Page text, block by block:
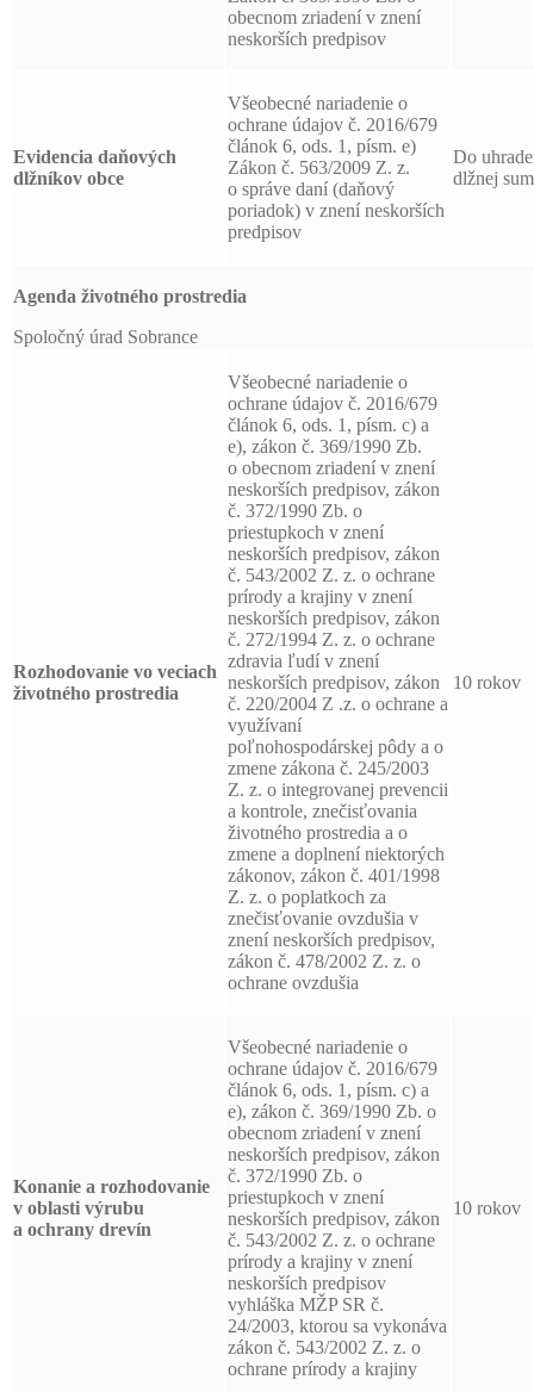
obecnom zriadení v znení
neskorších predpisov
Evidencia daňových
dlžníkov obce
Všeobecné nariadenie o
ochrane údajov č. 2016/679
článok 6, ods. 1, písm. e)
Zákon č. 563/2009 Z. z.
o správe daní (daňový
poriadok) v znení neskorších
predpisov
Do
dlžnej
Agenda životného prostredia
Spoločný úrad Sobrance
Rozhodovanie vo veciach
životného prostredia
Všeobecné nariadenie o
ochrane údajov č. 2016/679
článok 6, ods. 1, písm. c) a
e), zákon č. 369/1990 Zb.
o obecnom zriadení v znení
neskorších predpisov, zákon
č. 372/1990 Zb. o
priestupkoch v znení
neskorších predpisov, zákon
č. 543/2002 Z. z. o ochrane
prírody a krajiny v znení
neskorších predpisov, zákon
č. 272/1994 Z. z. o ochrane
zdravia ľudí v znení
neskorších predpisov, zákon
č. 220/2004 Z .z. o ochrane a
využívaní
poľnohospodárskej pôdy a o
zmene zákona č. 245/2003
Z. z. o integrovanej prevencii
a kontrole, znečisťovania
životného prostredia a o
zmene a doplnení niektorých
zákonov, zákon č. 401/1998
Z. z. o poplatkoch za
znečisťovanie ovzdušia v
znení neskorších predpisov,
zákon č. 478/2002 Z. z. o
ochrane ovzdušia
10 rokov
Konanie a rozhodovanie
v oblasti výrubu
a ochrany drevín
Všeobecné nariadenie o
ochrane údajov č. 2016/679
článok 6, ods. 1, písm. c) a
e), zákon č. 369/1990 Zb. o
obecnom zriadení v znení
neskorších predpisov, zákon
č. 372/1990 Zb. o
priestupkoch v znení
neskorších predpisov, zákon
č. 543/2002 Z. z. o ochrane
prírody a krajiny v znení
neskorších predpisov
vyhláška MŽP SR č.
24/2003, ktorou sa vykonáva
zákon č. 543/2002 Z. z. o
ochrane prírody a krajiny
10 rokov